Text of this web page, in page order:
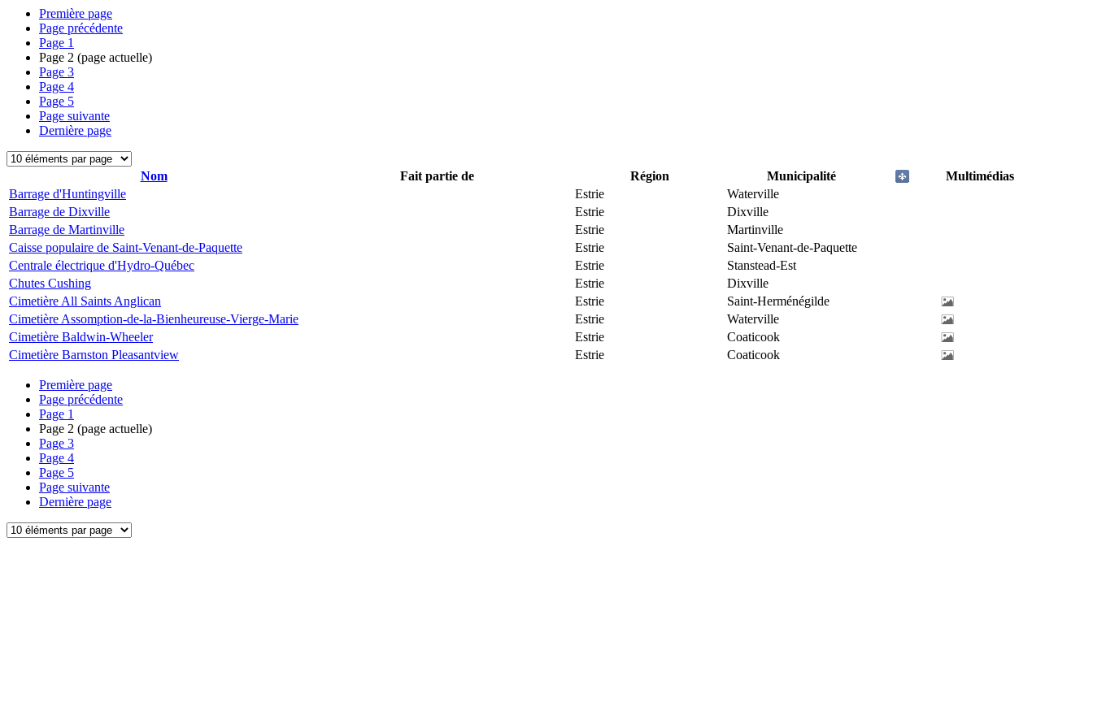
Première page
Page précédente
Page 1
Page 2 (page actuelle)
Page 3
Page 4
Page 5
Page suivante
Dernière page
Nom Fait partie de Région Municipalité
Multimédias
Barrage d'Huntingville
Estrie
Waterville
Barrage de Dixville
Estrie
Dixville
Barrage de Martinville
Estrie
Martinville
Caisse populaire de Saint-Venant-de-Paquette
Estrie
Saint-Venant-de-Paquette
Centrale électrique d'Hydro-Québec
Estrie
Stanstead-Est
Chutes Cushing
Estrie
Dixville
Cimetière All Saints Anglican
Estrie
Saint-Herménégilde
Cimetière Assomption-de-la-Bienheureuse-Vierge-Marie
Estrie
Waterville
Cimetière Baldwin-Wheeler
Estrie
Coaticook
Cimetière Barnston Pleasantview
Estrie Coaticook
Première page
Page précédente
Page 1
Page 2 (page actuelle)
Page 3
Page 4
Page 5
Page suivante
Dernière page